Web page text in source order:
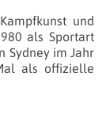
und
als Sportart
Sydney im Jahr
als offizielle